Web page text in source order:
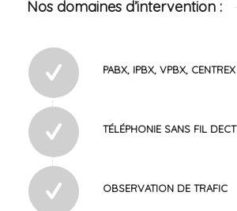
Nos domaines d’intervention :
PABX, IPBX, VPBX, CENTREX
TÉLÉPHONIE SANS FIL DECT
OBSERVATION DE TRAFIC